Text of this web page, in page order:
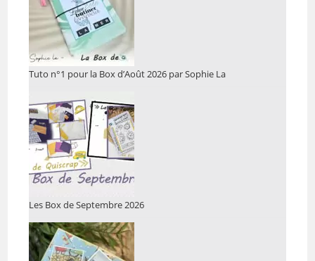
Tuto n°1 pour la Box d’Août 2026 par Sophie La
Les Box de Septembre 2026